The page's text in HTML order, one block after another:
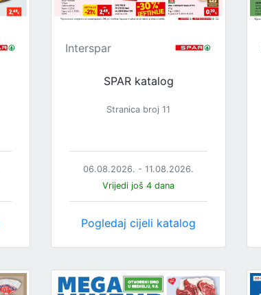
Interspar
SPAR katalog
Stranica broj 11
06.08.2026. - 11.08.2026.
Vrijedi još 4 dana
Pogledaj cijeli katalog